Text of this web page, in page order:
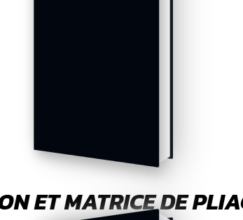
ET MATRICE DE